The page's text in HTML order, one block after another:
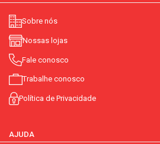
Sobre nós
Nossas lojas
Fale conosco
Trabalhe conosco
Política de Privacidade
AJUDA